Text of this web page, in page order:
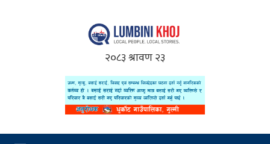
२०८३ श्रावण २३